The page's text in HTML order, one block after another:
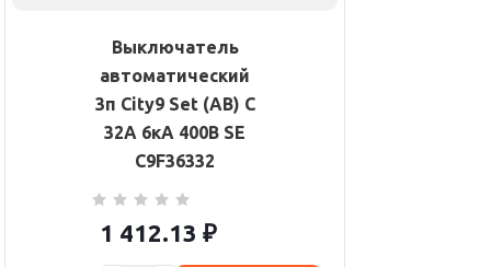
Выключатель
автоматический
3п City9 Set (АВ) С
32А 6кА 400В SE
C9F36332
1 412.13 ₽